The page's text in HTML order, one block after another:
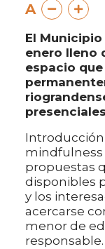
A
El
enero lleno
espacio
Introducción
mindfulness
propuestas
disponibles
y los
acercarse
menor de
responsable.